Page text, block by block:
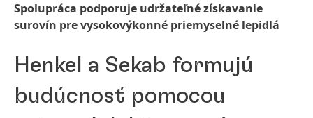
Spolupráca podporuje udržateľné získavanie
surovín pre vysokovýkonné priemyselné lepidlá
Henkel a Sekab formujú
budúcnosť pomocou